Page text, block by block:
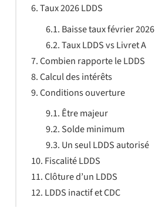
Taux 2026 LDDS
Baisse taux février 2026
Taux LDDS vs Livret A
Combien rapporte le LDDS
Calcul des intérêts
Conditions ouverture
Être majeur
Solde minimum
Un seul LDDS autorisé
Fiscalité LDDS
Clôture d’un LDDS
LDDS inactif et CDC